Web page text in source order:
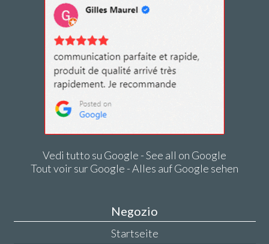
Vedi tutto su Google - See all on Google
Tout voir sur Google - Alles auf Google sehen
Negozio
Startseite